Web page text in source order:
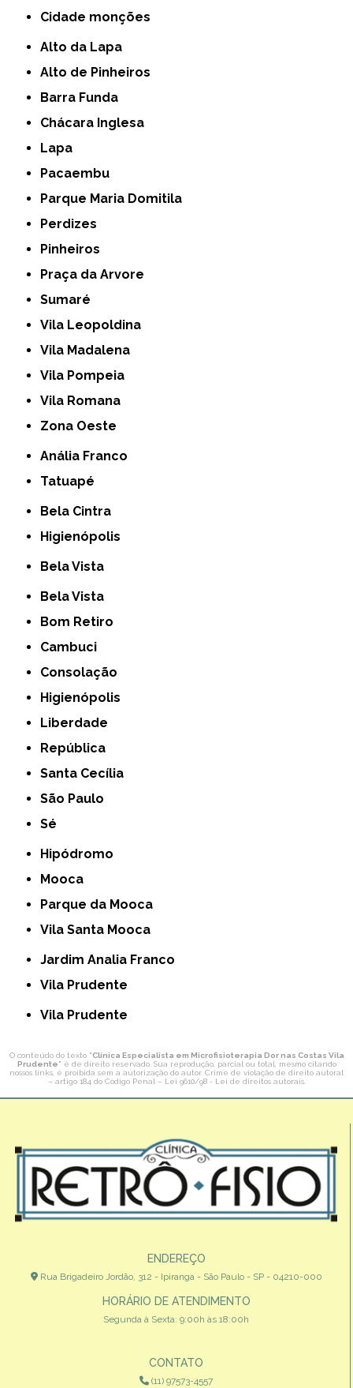
cidade monções
Alto da Lapa
Alto de Pinheiros
Barra Funda
Chácara Inglesa
Lapa
Pacaembu
Parque Maria Domitila
Perdizes
Pinheiros
Praça da Arvore
Sumaré
Vila Leopoldina
Vila Madalena
Vila Pompeia
Vila Romana
Zona Oeste
Anália Franco
Tatuapé
Bela Cintra
Higienópolis
Bela Vista
Bela Vista
Bom Retiro
Cambuci
Consolação
Higienópolis
Liberdade
República
Santa Cecília
São Paulo
Sé
Hipódromo
Mooca
Parque da Mooca
Vila Santa Mooca
Jardim Analia Franco
Vila Prudente
Vila Prudente
O conteúdo do texto "Clínica Especialista em Microfisioterapia Dor nas Costas Vila
Prudente" é de direito reservado. Sua reprodução, parcial ou total, mesmo citando
nossos links, é proibida sem a autorização do autor. Crime de violação de direito autoral
– artigo 184 do Código Penal – Lei 9610/98 - Lei de direitos autorais.
ENDEREÇO
Rua Brigadeiro Jordão, 312 - Ipiranga - São Paulo - SP - 04210-000
HORÁRIO DE ATENDIMENTO
Segunda à Sexta: 9:00h às 18:00h
CONTATO
(11) 97573-4557